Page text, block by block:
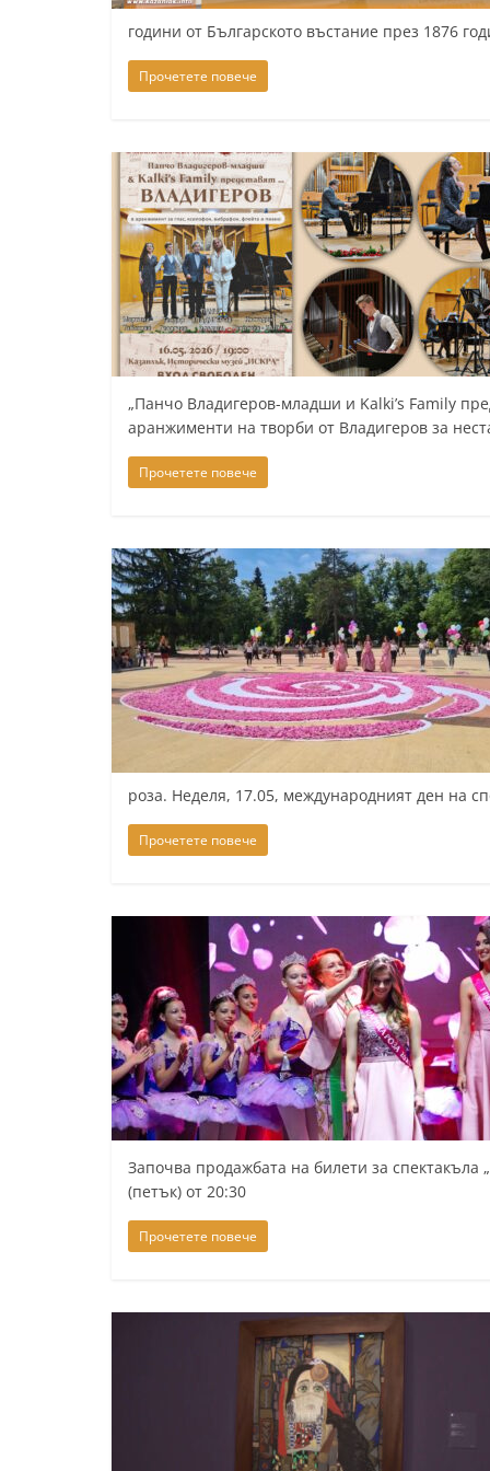
z
n
години от Българското въстание през 1876
Прочетете повече
„Панчо Владигеров-младши и Kalki’s Family
аранжименти на творби от Владигеров за
Прочетете повече
роза. Неделя, 17.05, международният ден на
Прочетете повече
Започва продажбата на билети за
(петък) от 20:30
Прочетете повече